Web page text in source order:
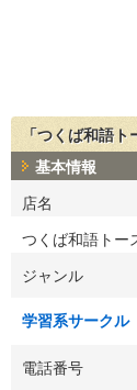
「つくば和語
基本情報
店名
つくば和語トー
ジャンル
学習系サークル
電話番号